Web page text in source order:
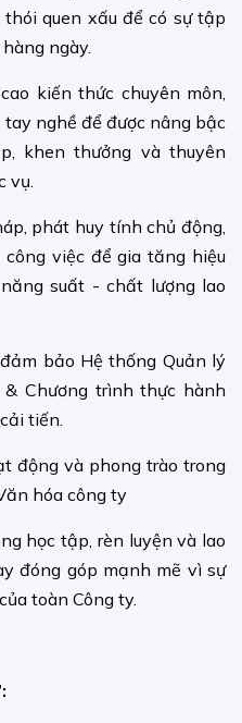
quen xấu để có sự tập
ngày.
kiến thức chuyên môn,
nghề để được nâng bậc
khen thưởng và thuyên
vụ.
phát huy tính chủ động,
việc để gia tăng hiệu
suất - chất lượng lao
bảo Hệ thống Quản lý
Chương trình thực hành
tiến.
động và phong trào trong
hóa công ty
học tập, rèn luyện và lao
đóng góp mạnh mẽ vì sự
toàn Công ty.